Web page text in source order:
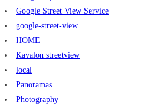
Google Street View Service
google-street-view
HOME
Kavalon streetview
local
Panoramas
Photography